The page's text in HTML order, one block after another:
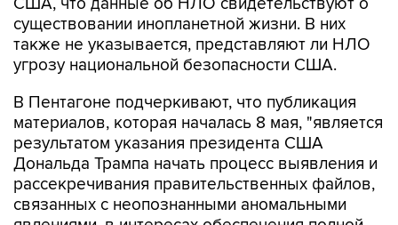
также не указывается, представляют ли НЛО
угрозу национальной безопасности США.
В Пентагоне подчеркивают, что публикация
результатом указания президента США
Дональда Трампа начать процесс выявления и
рассекречивания правительственных файлов,
связанных с неопознанными аномальными
явлениями, в интересах обеспечения полной
прозрачности".